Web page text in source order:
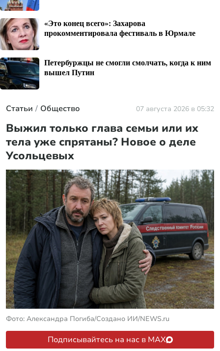
«Это конец всего»: Захарова
прокомментировала фестиваль в Юрмале
Петербуржцы не смогли смолчать, когда к ним
вышел Путин
Статьи Общество 07 августа 2026 в 05:32
Выжил только глава семьи или их
тела уже спрятаны? Новое о деле
Усольцевых
Фото: Александра Погиба/Создано ИИ/NEWS.ru
Подписывайтесь на нас в MAX